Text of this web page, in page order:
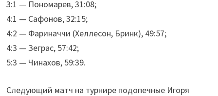
3:1 — Пономарев, 31:08;
4:1 — Сафонов, 32:15;
4:2 — Фариначчи (Хеллесон, Бринк), 49:57;
4:3 — Зеграс, 57:42;
5:3 — Чинахов, 59:39.
Cледующий матч на турнире подопечные Игоря